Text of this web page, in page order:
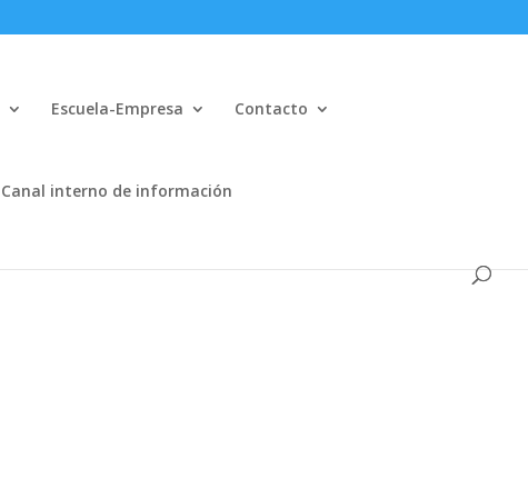
Escuela-Empresa Contacto
Canal interno de información